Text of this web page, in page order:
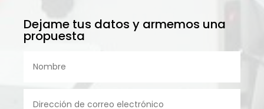
Dejame tus datos y armemos una
propuesta